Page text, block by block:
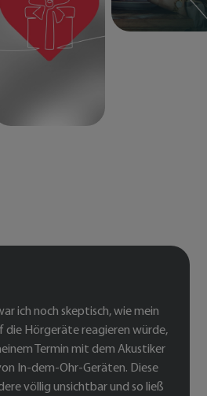
ich noch skeptisch, wie mein
die Hörgeräte reagieren würde,
Termin mit dem Akustiker
In-dem-Ohr-Geräten. Diese
völlig unsichtbar und so ließ